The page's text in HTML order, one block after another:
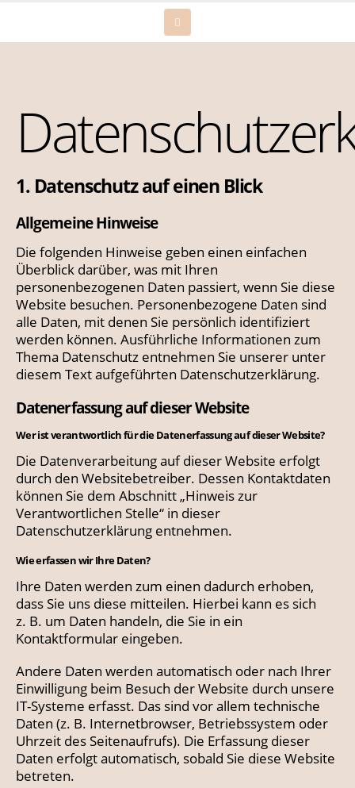
1. Datenschutz auf einen Blick
Allgemeine Hinweise
Die folgenden Hinweise geben einen einfachen
Überblick darüber, was mit Ihren
personenbezogenen Daten passiert, wenn Sie diese
Website besuchen. Personenbezogene Daten sind
alle Daten, mit denen Sie persönlich identifiziert
werden können. Ausführliche Informationen zum
Thema Datenschutz entnehmen Sie unserer unter
diesem Text aufgeführten Datenschutzerklärung.
Datenerfassung auf dieser Website
Wer ist verantwortlich für die Datenerfassung auf dieser Website?
Die Datenverarbeitung auf dieser Website erfolgt
durch den Websitebetreiber. Dessen Kontaktdaten
können Sie dem Abschnitt „Hinweis zur
Verantwortlichen Stelle“ in dieser
Datenschutzerklärung entnehmen.
Wie erfassen wir Ihre Daten?
Ihre Daten werden zum einen dadurch erhoben,
dass Sie uns diese mitteilen. Hierbei kann es sich
z. B. um Daten handeln, die Sie in ein
Kontaktformular eingeben.
Andere Daten werden automatisch oder nach Ihrer
Einwilligung beim Besuch der Website durch unsere
IT-Systeme erfasst. Das sind vor allem technische
Daten (z. B. Internetbrowser, Betriebssystem oder
Uhrzeit des Seitenaufrufs). Die Erfassung dieser
Daten erfolgt automatisch, sobald Sie diese Website
betreten.